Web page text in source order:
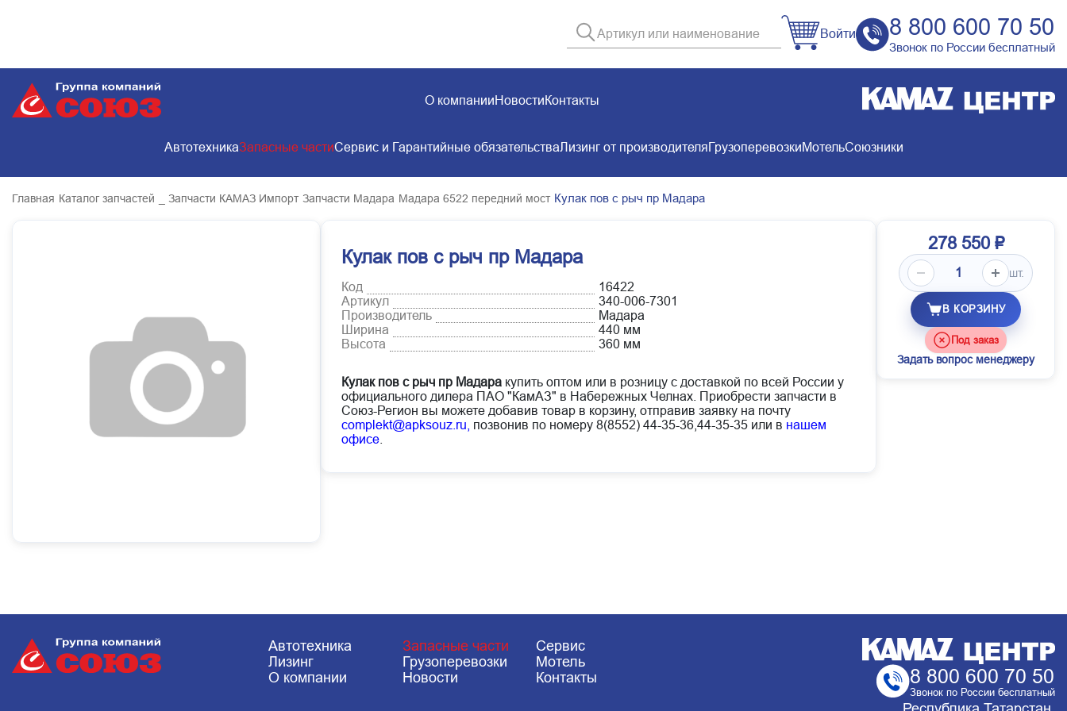
Войти 8 800 600 70 50
Звонок по России бесплатный
О компанииНовостиКонтакты
АвтотехникаЗапасные частиСервис и Гарантийные обязательстваЛизинг от производителяГрузоперевозкиМотельСоюзники
Главная Каталог запчастей _ Запчасти КАМАЗ Импорт Запчасти Мадара Мадара 6522 передний мост Кулак пов с рыч пр Мадара
Кулак пов с рыч пр Мадара
Код
16422
Артикул
340-006-7301
Производитель
Мадара
Ширина
440 мм
Высота
360 мм
Кулак пов с рыч пр Мадара купить оптом или в розницу с доставкой по всей России у
официального дилера ПАО "КамАЗ" в Набережных Челнах. Приобрести запчасти в
Союз-Регион вы можете добавив товар в корзину, отправив заявку на почту
complekt@apksouz.ru, позвонив по номеру 8(8552) 44-35-36,44-35-35 или в нашем
офисе
278 550 ₽
шт.
В КОРЗИНУ
Под заказ
Задать вопрос менеджеру
Автотехника Запасные части
Сервис
Лизинг
Грузоперевозки
Мотель
О компании
Новости Контакты 8 800 600 70 50
Звонок по России бесплатный